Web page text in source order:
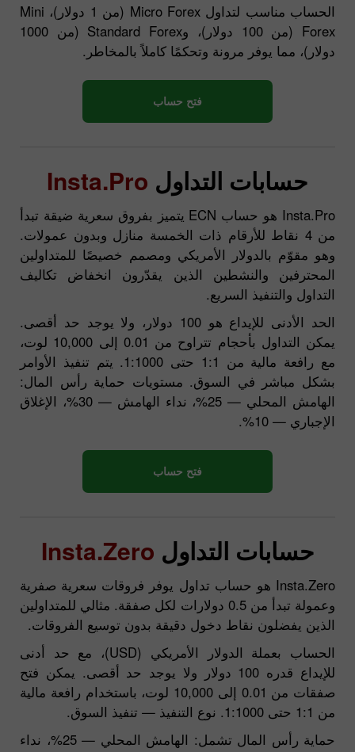
الحساب مناسب لتداول Micro Forex (من 1 دولار)، Mini
Forex (من 100 دولار)، وStandard Forex (من 1000
دولار)، مما يوفر مرونة وتحكمًا كاملاً بالمخاطر.
فتح حساب
حسابات التداول Insta.Pro
Insta.Pro هو حساب ECN يتميز بفروق سعرية ضيقة تبدأ
من 4 نقاط للأرقام ذات الخمسة منازل وبدون عمولات.
وهو مقوّم بالدولار الأمريكي ومصمم خصيصًا للمتداولين
المحترفين والنشطين الذين يقدّرون انخفاض تكاليف
التداول والتنفيذ السريع.
الحد الأدنى للإيداع هو 100 دولار، ولا يوجد حد أقصى.
يمكن التداول بأحجام تتراوح من 0.01 إلى 10,000 لوت،
مع رافعة مالية من 1:1 حتى 1:1000. يتم تنفيذ الأوامر
بشكل مباشر في السوق. مستويات حماية رأس المال:
الهامش المحلي — 25%، نداء الهامش — 30%، الإغلاق
الإجباري — 10%.
فتح حساب
حسابات التداول Insta.Zero
Insta.Zero هو حساب تداول يوفر فروقات سعرية صفرية
وعمولة تبدأ من 0.5 دولارات لكل صفقة. مثالي للمتداولين
الذين يفضلون نقاط دخول دقيقة بدون توسيع الفروقات.
الحساب بعملة الدولار الأمريكي (USD)، مع حد أدنى
للإيداع قدره 100 دولار ولا يوجد حد أقصى. يمكن فتح
صفقات من 0.01 إلى 10,000 لوت، باستخدام رافعة مالية
من 1:1 حتى 1:1000. نوع التنفيذ — تنفيذ السوق.
حماية رأس المال تشمل: الهامش المحلي — 25%، نداء